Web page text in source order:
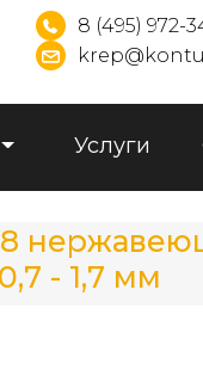
8 (495) 972-
Услуги
- 1,7 мм